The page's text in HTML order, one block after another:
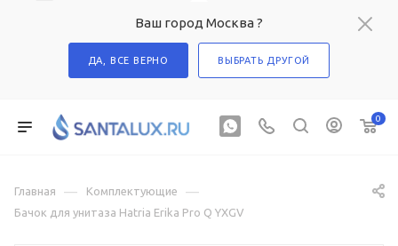
Ваш город Москва ?
ДА, ВСЕ ВЕРНО ВЫБРАТЬ ДРУГОЙ
0
Главная — Комплектующие —
Бачок для унитаза Hatria Erika Pro Q YXGV